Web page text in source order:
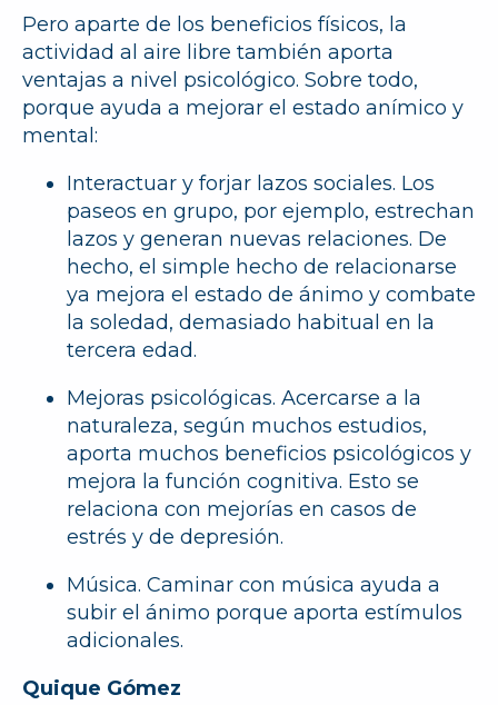
Pero aparte de los beneficios físicos, la
actividad al aire libre también aporta
ventajas a nivel psicológico. Sobre todo,
porque ayuda a mejorar el estado anímico y
mental:
Interactuar y forjar lazos sociales. Los
paseos en grupo, por ejemplo, estrechan
lazos y generan nuevas relaciones. De
hecho, el simple hecho de relacionarse
ya mejora el estado de ánimo y combate
la soledad, demasiado habitual en la
tercera edad.
Mejoras psicológicas. Acercarse a la
naturaleza, según muchos estudios,
aporta muchos beneficios psicológicos y
mejora la función cognitiva. Esto se
relaciona con mejorías en casos de
estrés y de depresión.
Música. Caminar con música ayuda a
subir el ánimo porque aporta estímulos
adicionales.
Quique Gómez